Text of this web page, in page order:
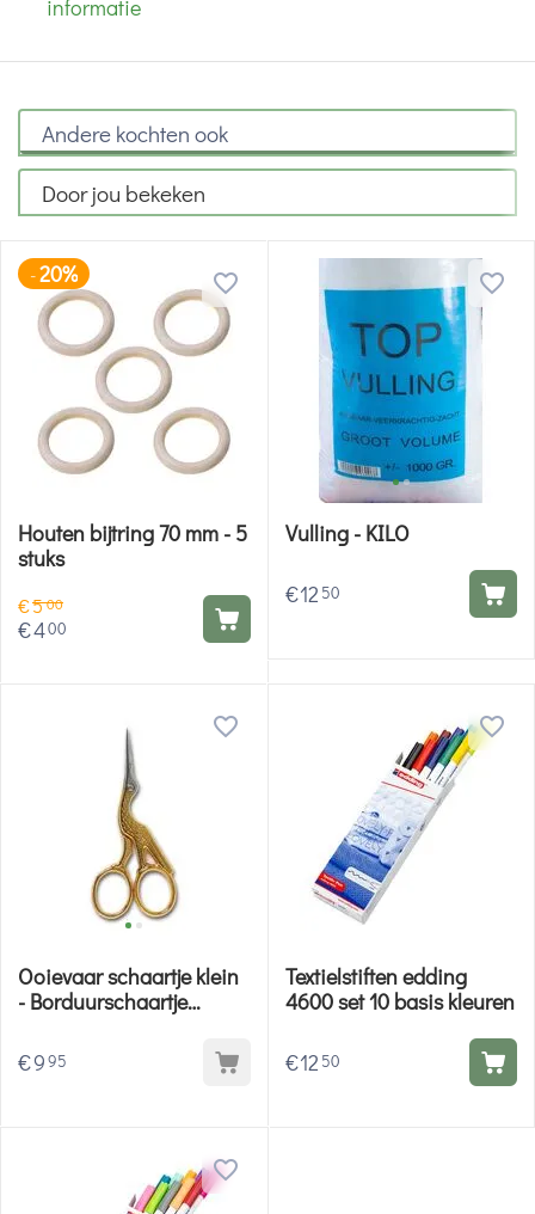
informatie
Andere kochten ook
Door jou bekeken
-20%
Houten bijtring 70 mm - 5
stuks
€500
€400
Vulling - KILO
€12 50
Ooievaar schaartje klein
- Borduurschaartje
€995
Textielstiften edding
4600 set 10 basis kleuren
€12 50